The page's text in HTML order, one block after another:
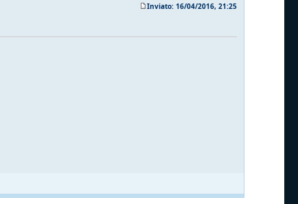
Inviato: 16/04/2016, 21:25